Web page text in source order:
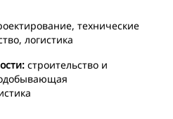
технические
логистика
строительство и